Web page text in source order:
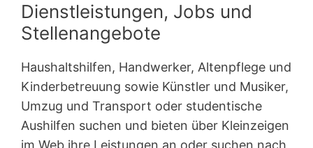
Dienstleistungen, Jobs und
Stellenangebote
Haushaltshilfen, Handwerker, Altenpflege und
Kinderbetreuung sowie Künstler und Musiker,
Umzug und Transport oder studentische
Aushilfen suchen und bieten über Kleinzeigen
im Web ihre Leistungen an oder suchen nach